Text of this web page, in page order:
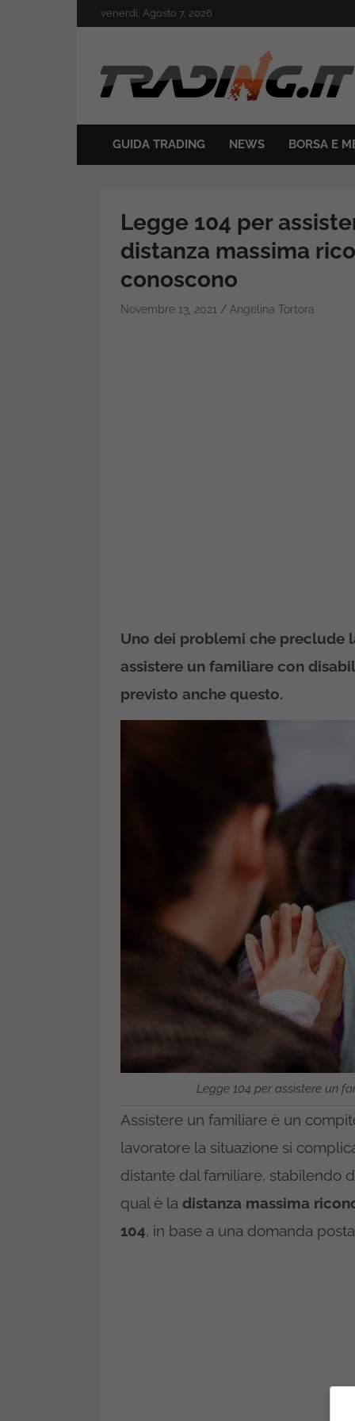
to
venerdì, Agosto 7, 2026
Trading.it
GUIDA TRADING NEWS BORSA E
Legge 104 per
distanza massima
conoscono
Novembre 13, 2021 Angelina Tortora
Uno dei problemi che preclude
assistere un familiare con
previsto anche questo.
Legge 104 per assistere un
Assistere un familiare è un
lavoratore la situazione si
distante dal familiare, stabilendo
qual è la distanza massima
104, in base a una domanda